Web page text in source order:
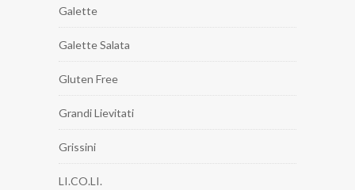
Galette
Galette Salata
Gluten Free
Grandi Lievitati
Grissini
LI.CO.LI.